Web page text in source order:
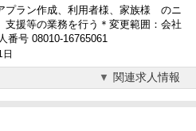
プラン作成、利用者様、家族様 のニ
支援等の業務を行う＊変更範囲：会社
番号 08010-16765061
関連求人情報